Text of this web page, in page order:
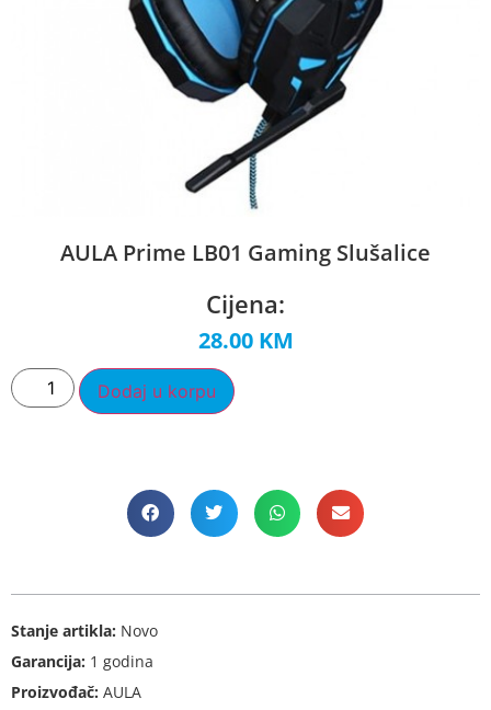
AULA Prime LB01 Gaming Slušalice
Cijena:
28.00 KM
Dodaj u korpu
Stanje artikla: Novo
Garancija: 1 godina
Proizvođač: AULA